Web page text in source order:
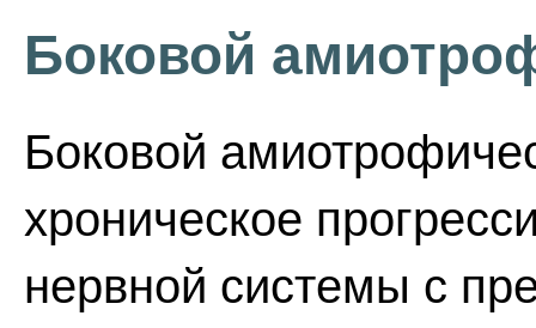
Боковой
Боковой
хроническое
нервной системы с